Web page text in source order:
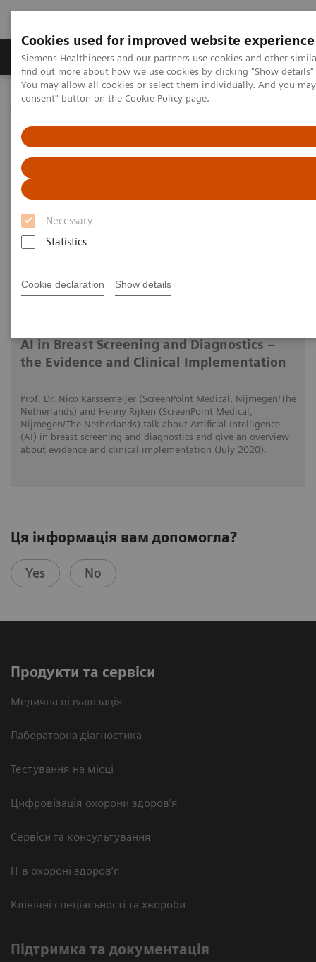
Cookies used for improved website experience
Siemens Healthineers and our partners use cookies and other
find out more about how we use cookies by clicking "Show
You may allow all cookies or select them individually. And you
consent" button on the Cookie Policy page.
Necessary
Statistics
Cookie declaration Show details
Продукція та сервіси Клінічні галузі
Домашня Медична візуалізація
Мамографія
AI in Breast Screening and Diagnostics – the Evidence and Clinical
Implementation
AI in Breast Screening and
Diagnostics – the Evidence and
Clinical Implementation
AI in Breast Screening and Diagnostics –
the Evidence and Clinical Implementation
Prof. Dr. Nico Karssemeijer (ScreenPoint Medical, Nijmegen/The
Netherlands) and Henny Rijken (ScreenPoint Medical,
Nijmegen/The Netherlands) talk about Artificial Intelligence
(AI) in breast screening and diagnostics and give an overview
about evidence and clinical implementation (July 2020).
Ця інформація вам допомогла?
Yes No
Продукти та сервіси
Медична візуалізація
Лабораторна діагностика
Тестування на місці
Цифровізація охорони здоров’я
Сервіси та консультування
ІТ в охороні здоров’я
Клінічні спеціальності та хвороби
Підтримка та документація